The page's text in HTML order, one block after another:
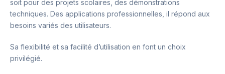
soit pour des projets scolaires, des démonstrations
techniques. Des applications professionnelles, il répond aux
besoins variés des utilisateurs.
Sa flexibilité et sa facilité d’utilisation en font un choix
privilégié.